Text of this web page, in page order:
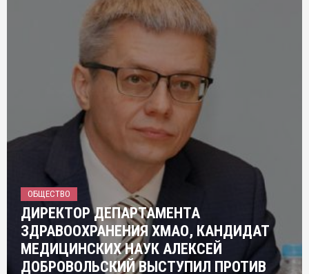
ОБЩЕСТВО
ДИРЕКТОР ДЕПАРТАМЕНТА
ЗДРАВООХРАНЕНИЯ ХМАО, КАНДИДАТ
МЕДИЦИНСКИХ НАУК АЛЕКСЕЙ
ДОБРОВОЛЬСКИЙ ВЫСТУПИЛ ПРОТИВ